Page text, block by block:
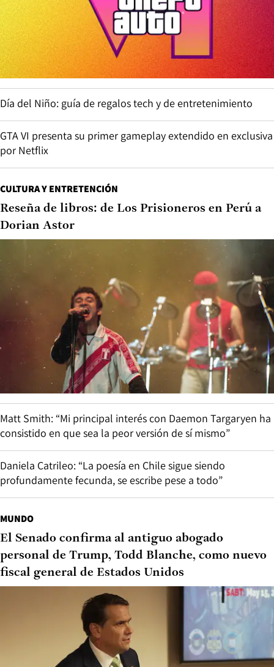
Día del Niño: guía de regalos tech y de entretenimiento
GTA VI presenta su primer gameplay extendido en exclusiva
por Netflix
CULTURA Y ENTRETENCIÓN
Reseña de libros: de Los Prisioneros en Perú a
Dorian Astor
Matt Smith: “Mi principal interés con Daemon Targaryen ha
consistido en que sea la peor versión de sí mismo”
Daniela Catrileo: “La poesía en Chile sigue siendo
profundamente fecunda, se escribe pese a todo”
MUNDO
El Senado confirma al antiguo abogado
personal de Trump, Todd Blanche, como nuevo
fiscal general de Estados Unidos